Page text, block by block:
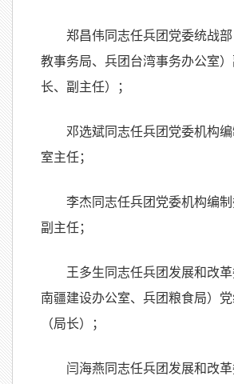
郑昌伟同志任兵团党委统战
教事务局、兵团台湾事务办公室
长、副主任）；
邓选斌同志任兵团党委机构
室主任；
李杰同志任兵团党委机构编
副主任；
王多生同志任兵团发展和改
南疆建设办公室、兵团粮食局）
（局长）；
闫海燕同志任兵团发展和改